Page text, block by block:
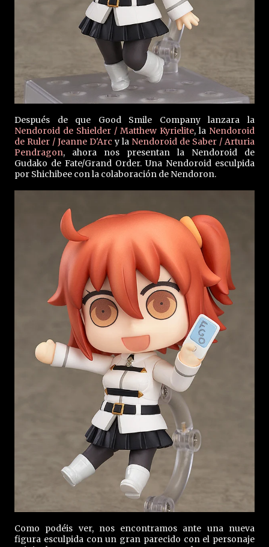
Después de que Good Smile Company lanzara la
Nendoroid de Shielder / Matthew Kyrielite, la Nendoroid
de Ruler / Jeanne D'Arcy la Nendoroid de Saber / Arturia
Pendragon, ahora nos presentan la Nendoroid de
Gudako de Fate/Grand Order. Una Nendoroid esculpida
por Shichibee con la colaboración de Nendoron.
Como podéis ver, nos encontramos ante una nueva
figura esculpida con un gran parecido con el personaje